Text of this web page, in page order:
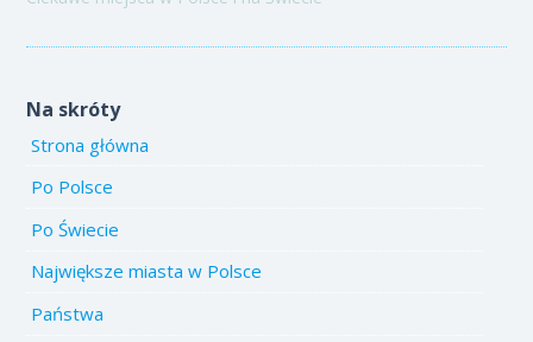
Na skróty
Strona główna
Po Polsce
Po Świecie
Największe miasta w Polsce
Państwa